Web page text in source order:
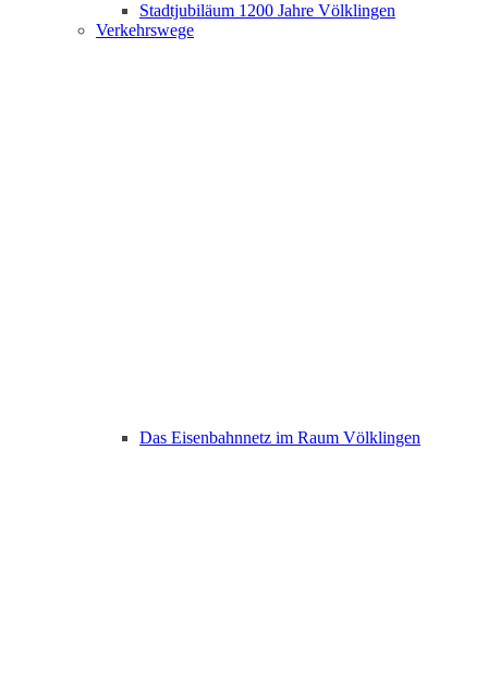
Stadtjubiläum 1200 Jahre Völklingen
Verkehrswege
Das Eisenbahnnetz im Raum Völklingen